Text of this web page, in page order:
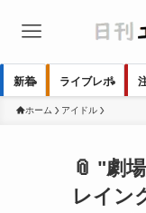
新着 ライブレポ
ホーム アイドル
📎 "劇
レイン